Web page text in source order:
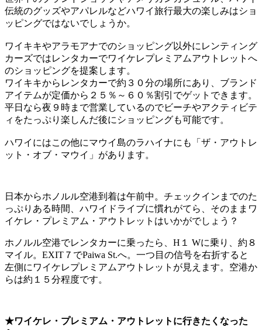
伝統のグッズやアパレルなどハワイ旅行最大の楽しみはショ
ッピングではないでしょうか。
ワイキキやアラモアナでのショッピング以外にレンティング
カーズではレンタカーでワイケレプレミアムアウトレットへ
のショッピングを提案します。
ワイキキからレンタカーで約３０分の場所にあり、ブランド
アイテムが定価から２５％～６０％割引でゲットできます。
平日なら夜９時まで営業しているのでビーチやアクティビテ
ィをたっぷり楽しんだ後にショッピングも可能です。
ハワイにはこの他にマウイ島のラハイナにも「ザ・アウトレ
ット・オブ・マウイ」があります。
日本からホノルル空港到着は午前中。チェックインまでのた
っぷりある時間、ハワイドライブに慣れがてら、そのままワ
イケレ・プレミアム・アウトレットはいかがでしょう？
ホノルル空港でレンタカーに乗ったら、H１ Wに乗り、約８
マイル。EXIT７でPaiwa St.へ。一つ目の信号を右折すると
左側にワイケレプレミアムアウトレットが見えます。空港か
らは約１５分程度です。
★ワイケレ・プレミアム・アウトレットに行きたくなった